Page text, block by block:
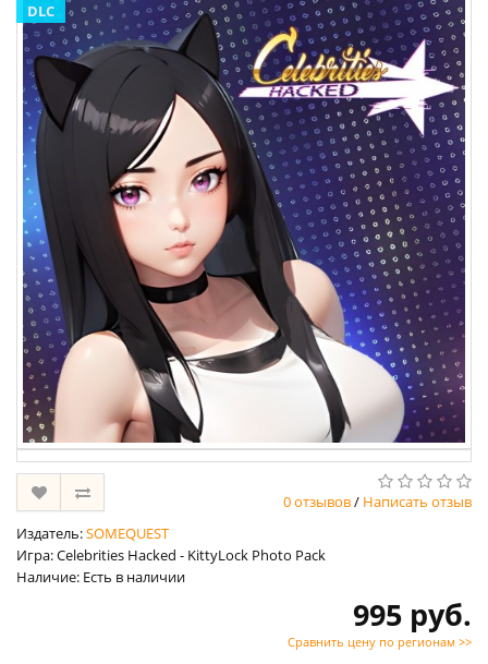
DLC
0 отзывов/ Написать отзыв
Издатель:SOMEQUEST
Игра: Celebrities Hacked - KittyLock Photo Pack
Наличие: Есть в наличии
995 руб.
Сравнить цену по регионам >>